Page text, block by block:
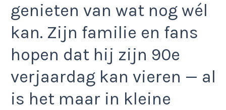
genieten van wat nog wél
kan. Zijn familie en fans
hopen dat hij zijn 90e
verjaardag kan vieren — al
is het maar in kleine